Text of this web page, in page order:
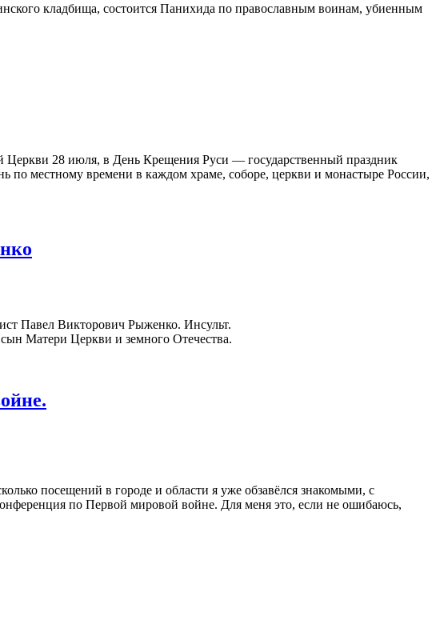
кладбища, состоится Панихида по православным воинам, убиенным
Церкви 28 июля, в День Крещения Руси — государственный праздник
местному времени в каждом храме, соборе, церкви и монастыре России,
Павел Викторович Рыженко. Инсульт.
Матери Церкви и земного Отечества.
посещений в городе и области я уже обзавёлся знакомыми, с
по Первой мировой войне. Для меня это, если не ошибаюсь,